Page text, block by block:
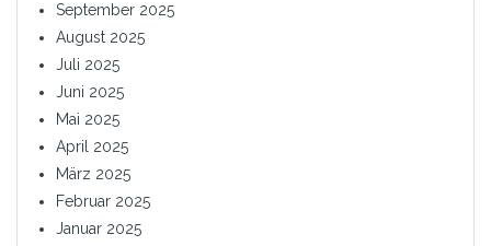
September 2025
August 2025
Juli 2025
Juni 2025
Mai 2025
April 2025
März 2025
Februar 2025
Januar 2025